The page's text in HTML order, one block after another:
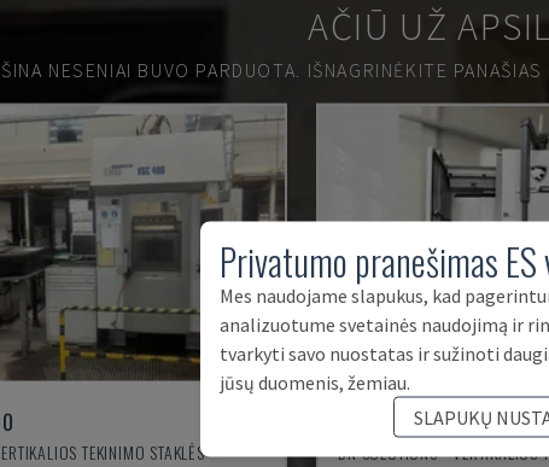
AČIŪ UŽ
NESENIAI BUVO PARDUOTA. IŠNAGRINĖKITE
TEKINIMO STAKLĖS
PUMA V8300MR
DN SOLUTIONS - VERTIKALIOS
Privatumo pranešimas
Mes naudojame slapukus, kad
analizuotume svetainės naudojimą ir
tvarkyti savo nuostatas ir sužinoti
jūsų duomenis, žemiau.
SLAPUKŲ